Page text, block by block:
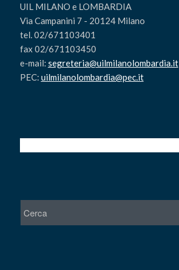
UIL MILANO e LOMBARDIA
Via Campanini 7 - 20124 Milano
tel. 02/671103401
fax 02/671103450
e-mail: segreteria@uilmilanolombardia.it
PEC: uilmilanolombardia@pec.it